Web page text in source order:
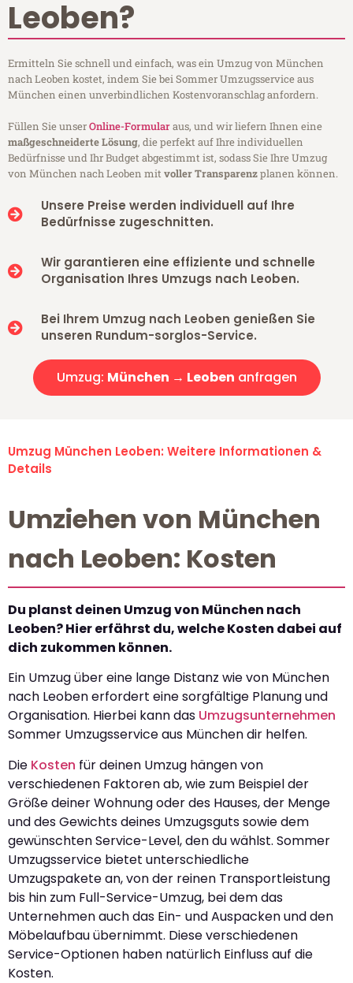
Leoben?
Ermitteln Sie schnell und einfach, was ein Umzug von München
nach Leoben kostet, indem Sie bei Sommer Umzugsservice aus
München einen unverbindlichen Kostenvoranschlag anfordern.
Füllen Sie unserOnline-Formularaus, und wir liefern Ihnen eine
maßgeschneiderte Lösung, die perfekt auf Ihre individuellen
Bedürfnisse und Ihr Budget abgestimmt ist, sodass Sie Ihre Umzug
von München nach Leoben mitvoller Transparenzplanen können.
Unsere Preise werden individuell auf Ihre
Bedürfnisse zugeschnitten.
Wir garantieren eine effiziente und schnelle
Organisation Ihres Umzugs nach Leoben.
Bei Ihrem Umzug nach Leoben genießen Sie
unseren Rundum-sorglos-Service.
Umzug: München → Leoben anfragen
Umzug München Leoben: Weitere Informationen &
Details
Umziehen von München
nach Leoben: Kosten
Du planst deinen Umzug von München nach
Leoben? Hier erfährst du, welche Kosten dabei auf
dich zukommen können.
Ein Umzug über eine lange Distanz wie von München
nach Leoben erfordert eine sorgfältige Planung und
Organisation. Hierbei kann das Umzugsunternehmen
Sommer Umzugsservice aus München dir helfen.
Die Kosten für deinen Umzug hängen von
verschiedenen Faktoren ab, wie zum Beispiel der
Größe deiner Wohnung oder des Hauses, der Menge
und des Gewichts deines Umzugsguts sowie dem
gewünschten Service-Level, den du wählst. Sommer
Umzugsservice bietet unterschiedliche
Umzugspakete an, von der reinen Transportleistung
bis hin zum Full-Service-Umzug, bei dem das
Unternehmen auch das Ein- und Auspacken und den
Möbelaufbau übernimmt. Diese verschiedenen
Service-Optionen haben natürlich Einfluss auf die
Kosten.